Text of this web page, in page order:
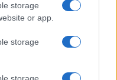
storage
or app.
storage